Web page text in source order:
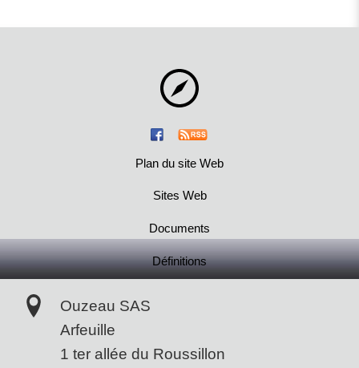
Plan du site Web
Sites Web
Documents
Définitions
Ouzeau SAS
Arfeuille
1 ter allée du Roussillon